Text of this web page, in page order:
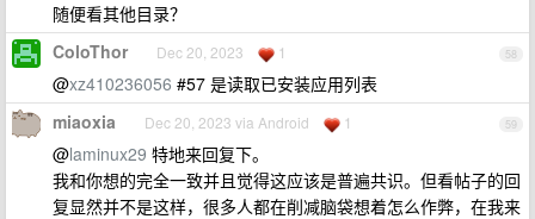
随便看其他目录？
58
ColoThor Dec 20, 2023 1
@xz410236056 #57 是读取已安装应用列表
59
miaoxia Dec 20, 2023 via Android 1
@laminux29 特地来回复下。
我和你想的完全一致并且觉得这应该是普遍共识。但看帖子的回
复显然并不是这样，很多人都在削减脑袋想着怎么作弊，在我来